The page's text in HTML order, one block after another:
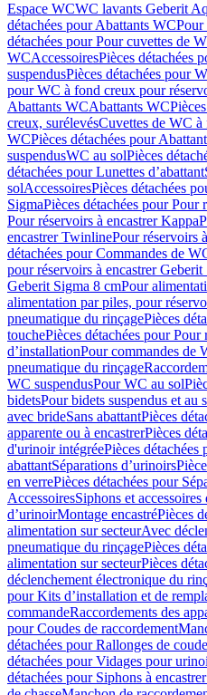
Espace WCWC lavants Geberit
détachées pour Abattants WCPour
détachées pour Pour cuvettes de
WCAccessoiresPièces détachées
suspendusPièces détachées pour
pour WC à fond creux pour
Abattants WCAbattants WC
creux, surélevésCuvettes de WC
WCPièces détachées pour
suspendusWC au solPièces
détachées pour Lunettes d’abattant
solAccessoiresPièces détachées
SigmaPièces détachées pour Pour
Pour réservoirs à encastrer Kappa
encastrer TwinlinePour réservoirs
détachées pour Commandes de
pour réservoirs à encastrer
Geberit Sigma 8 cmPour
alimentation par piles, pour
pneumatique du rinçagePièces
touchePièces détachées pour
d’installationPour commandes de
pneumatique du rinçage
WC suspendusPour WC au sol
bidetsPour bidets suspendus et au
avec brideSans abattantPièces
apparente ou à encastrerPièces
d'urinoir intégréePièces
abattantSéparations d’urinoirs
en verrePièces détachées pour
AccessoiresSiphons et accessoires
dʼurinoirMontage encastréPièces
alimentation sur secteurAvec
pneumatique du rinçagePièces
alimentation sur secteurPièces
déclenchement électronique du
pour Kits d’installation et de
commandeRaccordements des
pour Coudes de raccordement
détachées pour Rallonges de
détachées pour Vidages pour
détachées pour Siphons à encastrer